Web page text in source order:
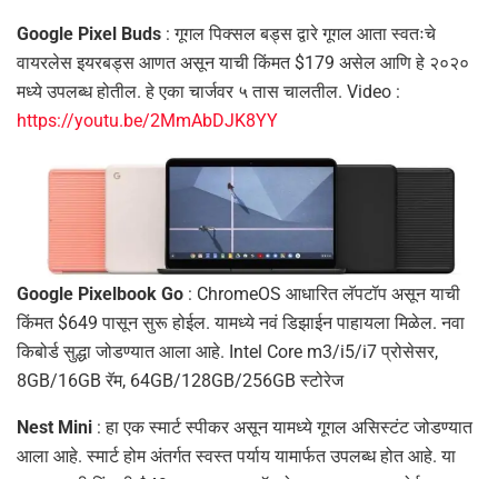
Google Pixel Buds : गूगल पिक्सल बड्स द्वारे गूगल आता स्वतःचे
वायरलेस इयरबड्स आणत असून याची किंमत $179 असेल आणि हे २०२०
मध्ये उपलब्ध होतील. हे एका चार्जवर ५ तास चालतील. Video :
https://youtu.be/2MmAbDJK8YY
Google Pixelbook Go : ChromeOS आधारित लॅपटॉप असून याची
किंमत $649 पासून सुरू होईल. यामध्ये नवं डिझाईन पाहायला मिळेल. नवा
किबोर्ड सुद्धा जोडण्यात आला आहे. Intel Core m3/i5/i7 प्रोसेसर,
8GB/16GB रॅम, 64GB/128GB/256GB स्टोरेज
Nest Mini : हा एक स्मार्ट स्पीकर असून यामध्ये गूगल असिस्टंट जोडण्यात
आला आहे. स्मार्ट होम अंतर्गत स्वस्त पर्याय यामार्फत उपलब्ध होत आहे. या